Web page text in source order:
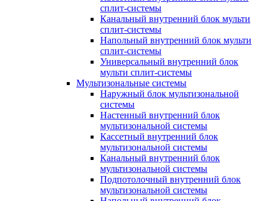
сплит-системы
Канальный внутренний блок мульти
сплит-системы
Напольный внутренний блок мульти
сплит-системы
Универсальный внутренний блок
мульти сплит-системы
Мультизональные системы
Наружный блок мультизональной
системы
Настенный внутренний блок
мультизональной системы
Кассетный внутренний блок
мультизональной системы
Канальный внутренний блок
мультизональной системы
Подпотолочный внутренний блок
мультизональной системы